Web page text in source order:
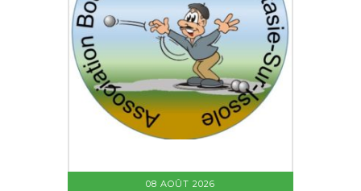
08 AOÛT 2026